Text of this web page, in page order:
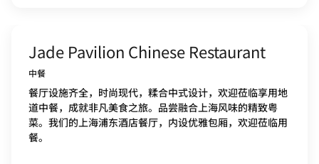
Jade Pavilion Chinese Restaurant
中餐
餐厅设施齐全，时尚现代，糅合中式设计，欢迎莅临享用地
道中餐，成就非凡美食之旅。品尝融合上海风味的精致粤
菜。我们的上海浦东酒店餐厅，内设优雅包厢，欢迎莅临用
餐。